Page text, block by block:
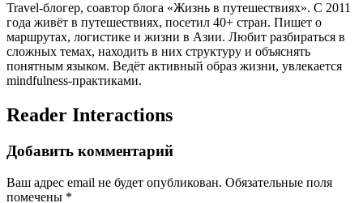
Travel-блогер, соавтор блога «Жизнь в путешествиях». С 2011
года живёт в путешествиях, посетил 40+ стран. Пишет о
маршрутах, логистике и жизни в Азии. Любит разбираться в
сложных темах, находить в них структуру и объяснять
понятным языком. Ведёт активный образ жизни, увлекается
mindfulness-практиками.
Reader Interactions
Добавить комментарий
Ваш адрес email не будет опубликован. Обязательные поля
помечены *